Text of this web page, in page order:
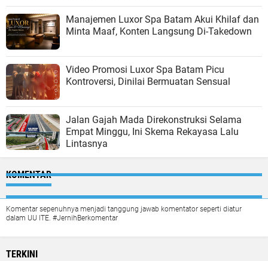
Manajemen Luxor Spa Batam Akui Khilaf dan
Minta Maaf, Konten Langsung Di-Takedown
Video Promosi Luxor Spa Batam Picu
Kontroversi, Dinilai Bermuatan Sensual
Jalan Gajah Mada Direkonstruksi Selama
Empat Minggu, Ini Skema Rekayasa Lalu
Lintasnya
KOMENTAR
Komentar sepenuhnya menjadi tanggung jawab komentator seperti diatur
dalam UU ITE. #JernihBerkomentar
TERKINI